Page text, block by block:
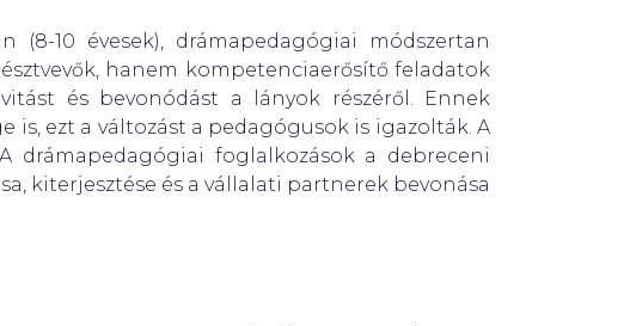
10 évesek), drámapedagógiai módszertan
hanem kompetenciaerősítő feladatok
és bevonódást a lányok részéről. Ennek
ezt a változást a pedagógusok is igazolták. A
drámapedagógiai foglalkozások a debreceni
kiterjesztése és a vállalati partnerek bevonása